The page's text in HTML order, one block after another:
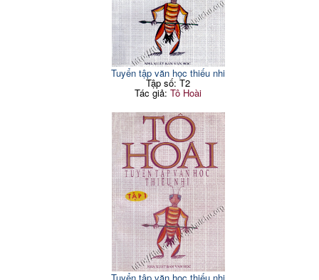
Tuyển tập văn học thiếu nhi
Tập số: T2
Tác giả:Tô Hoài